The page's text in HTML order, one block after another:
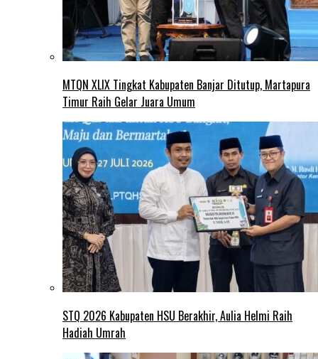
MTQN XLIX Tingkat Kabupaten Banjar Ditutup, Martapura
Timur Raih Gelar Juara Umum
STQ 2026 Kabupaten HSU Berakhir, Aulia Helmi Raih
Hadiah Umrah